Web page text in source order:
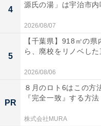
4
源氏の湯」は宇治市
2026/08/07
5
【千葉県】918㎡の
ら、廃校をリノベし
2026/08/06
PR
８月のロト6はこの方
『完全一致』する方法
株式会社MURA